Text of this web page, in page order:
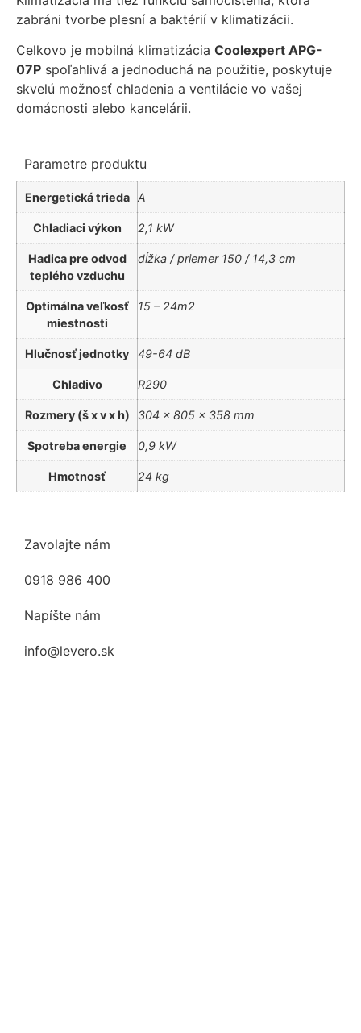
zabráni tvorbe plesní a baktérií v klimatizácii.
Celkovo je mobilná klimatizácia Coolexpert APG-
07P spoľahlivá a jednoduchá na použitie, poskytuje
skvelú možnosť chladenia a ventilácie vo vašej
domácnosti alebo kancelárii.
Parametre produktu
Energetická trieda A
Chladiaci výkon 2,1 kW
Hadica pre odvod
teplého vzduchu
dĺžka / priemer 150 / 14,3 cm
Optimálna veľkosť
miestnosti
15 – 24m2
Hlučnosť jednotky 49-64 dB
Chladivo R290
Rozmery (š x v x h) 304 x 805 x 358 mm
Spotreba energie 0,9 kW
Hmotnosť 24 kg
Zavolajte nám
0918 986 400
Napíšte nám
info@levero.sk